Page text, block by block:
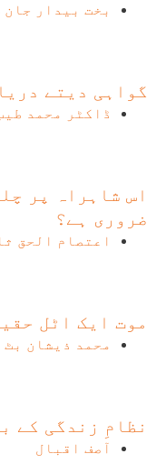
بخت بیدار
گواہی دیتے دریا
ڈاکٹر محمد
اس شاہراہ پر
ضروری ہے؟
اعتصام الحق
موت ایک اٹل
محمد ذیشان بٹ
نظامِ زندگی کے
آصف اقبال